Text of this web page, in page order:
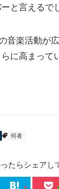
と言えるで
音楽活動が
に高まって
何者
たらシェアし